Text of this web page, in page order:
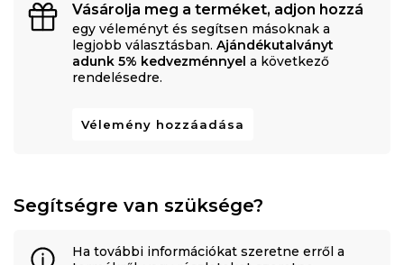
Vásárolja meg a terméket, adjon hozzá
egy véleményt és segítsen másoknak a
legjobb választásban. Ajándékutalványt
adunk 5% kedvezménnyel a következő
rendelésedre.
Vélemény hozzáadása
Segítségre van szüksége?
Ha további információkat szeretne erről a